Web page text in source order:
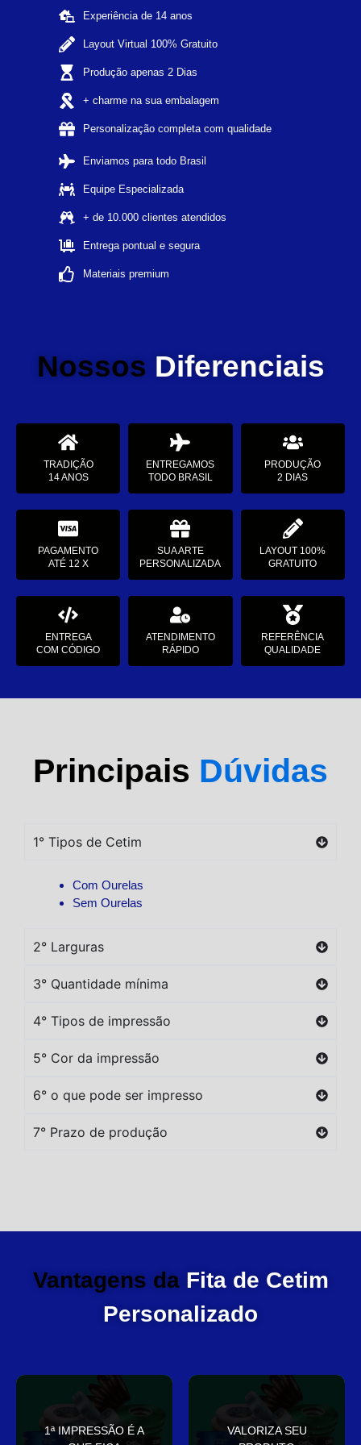
Experiência de 14 anos
Layout Virtual 100% Gratuito
Produção apenas 2 Dias
+ charme na sua embalagem
Personalização completa com qualidade
Enviamos para todo Brasil
Equipe Especializada
+ de 10.000 clientes atendidos
Entrega pontual e segura
Materiais premium
Nossos Diferenciais
TRADIÇÃO
14 ANOS
ENTREGAMOS
TODO BRASIL
PRODUÇÃO
2 DIAS
PAGAMENTO
ATÉ 12 X
SUA ARTE
PERSONALIZADA
LAYOUT 100%
GRATUITO
ENTREGA
COM CÓDIGO
ATENDIMENTO
RÁPIDO
REFERÊNCIA
QUALIDADE
Principais Dúvidas
1° Tipos de Cetim
Com Ourelas
Sem Ourelas
2° Larguras
3° Quantidade mínima
4° Tipos de impressão
5° Cor da impressão
6° o que pode ser impresso
7° Prazo de produção
Vantagens da Fita de Cetim
Personalizado
1ª IMPRESSÃO É A
Sua embalagem fala por
você
VALORIZA SEU
que deixa sua embalagem
elegante